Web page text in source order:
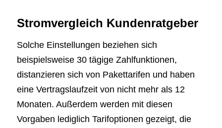
Stromvergleich Kundenratgeber
Solche Einstellungen beziehen sich
beispielsweise 30 tägige Zahlfunktionen,
distanzieren sich von Pakettarifen und haben
eine Vertragslaufzeit von nicht mehr als 12
Monaten. Außerdem werden mit diesen
Vorgaben lediglich Tarifoptionen gezeigt, die